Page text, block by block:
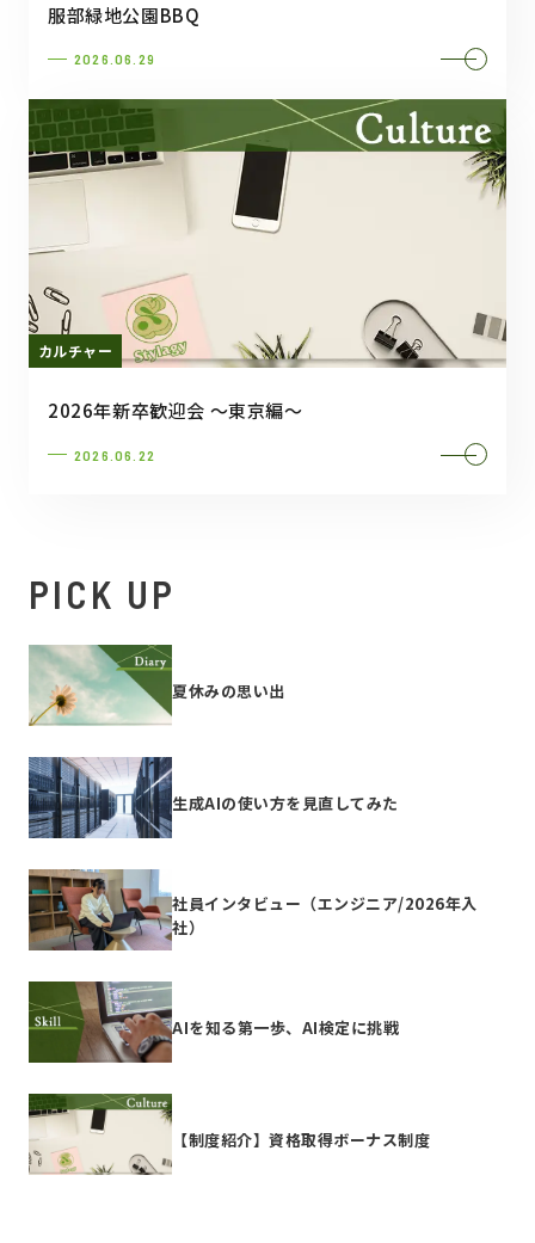
服部緑地公園BBQ
2026.06.29
カルチャー
2026年新卒歓迎会 ～東京編～
2026.06.22
PICK UP
夏休みの思い出
生成AIの使い方を見直してみた
社員インタビュー（エンジニア/2026年入
社）
AIを知る第一歩、AI検定に挑戦
【制度紹介】資格取得ボーナス制度